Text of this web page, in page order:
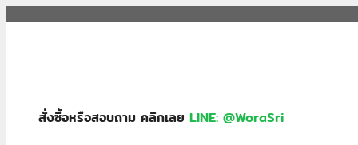
สั่งซื้อหรือสอบถาม คลิกเลยLINE: @WoraSri